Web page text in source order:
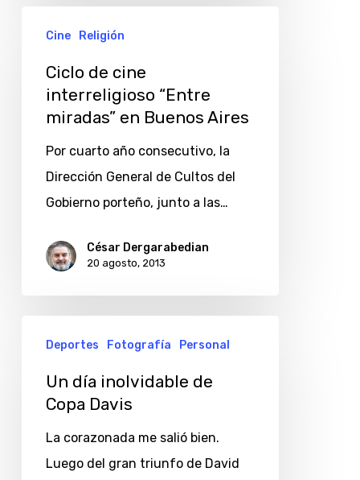
interreligioso
“Entre
miradas”
Buenos
Cine Religión
Ciclo de cine
interreligioso “Entre
miradas” en Buenos Aires
Por cuarto año consecutivo, la
Dirección General de Cultos del
Gobierno porteño, junto a las…
César Dergarabedian
20 agosto, 2013
inolvidable
Copa
Davis
Deportes Fotografía Personal
Un día inolvidable de
Copa Davis
La corazonada me salió bien.
Luego del gran triunfo de David